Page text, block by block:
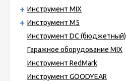
Инструмент MIX
Инструмент М5
Инструмент DC (бюджетный)
Гаражное оборудование MIX
Инструмент RedMark
Инструмент GOODYEAR